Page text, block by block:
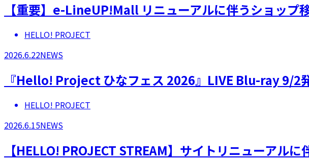
【重要】e-LineUP!Mall リニューアルに伴うショップ
HELLO! PROJECT
2026.6.22NEWS
『Hello! Project ひなフェス 2026』LIVE Blu-ray 9/2
HELLO! PROJECT
2026.6.15NEWS
【HELLO! PROJECT STREAM】サイトリニューアル